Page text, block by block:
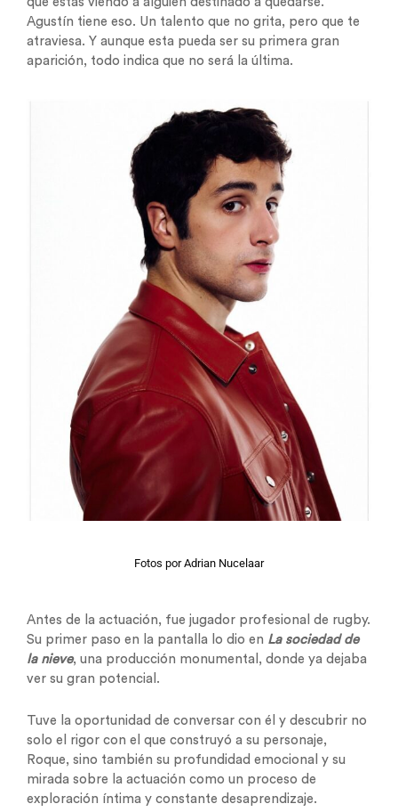
Agustín tiene eso. Un talento que no grita, pero que te
atraviesa. Y aunque esta pueda ser su primera gran
aparición, todo indica que no será la última.
Fotos por Adrian Nucelaar
Antes de la actuación, fue jugador profesional de rugby.
Su primer paso en la pantalla lo dio en La sociedad de
la nieve, una producción monumental, donde ya dejaba
ver su gran potencial.
Tuve la oportunidad de conversar con él y descubrir no
solo el rigor con el que construyó a su personaje,
Roque, sino también su profundidad emocional y su
mirada sobre la actuación como un proceso de
exploración íntima y constante desaprendizaje.